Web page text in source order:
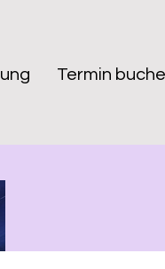
Termin